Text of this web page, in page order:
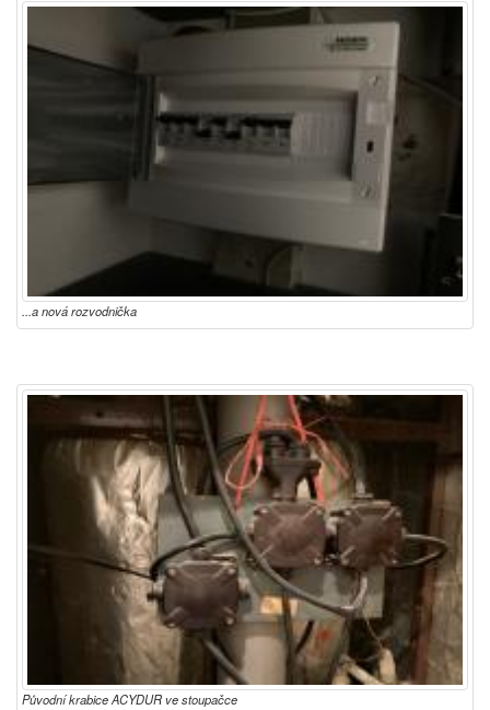
...a nová rozvodnička
Původní krabice ACYDUR ve stoupačce